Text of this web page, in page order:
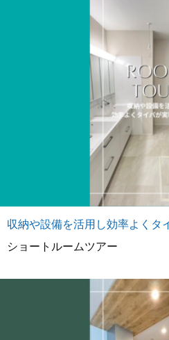
収納や設備を活用し効率よくタ
ショートルームツアー